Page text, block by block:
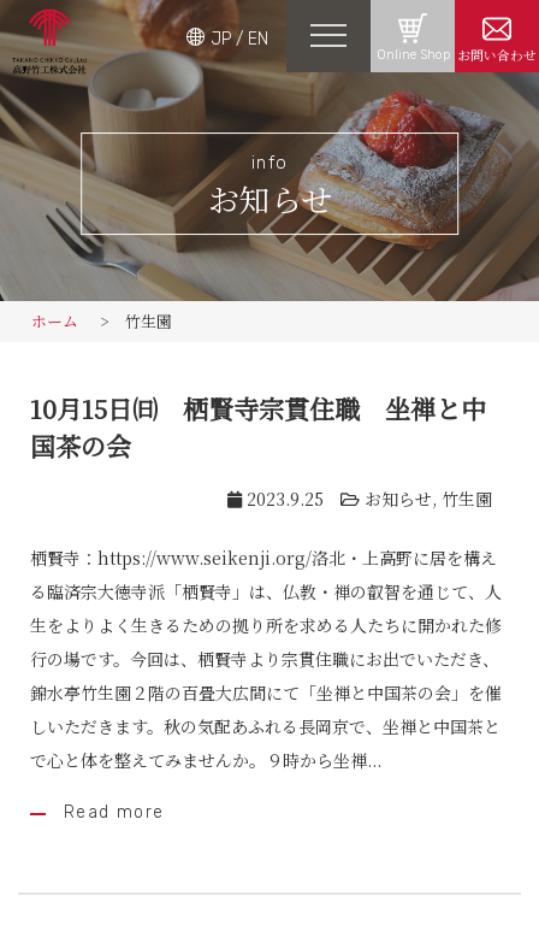
お問い合わせ
Online Shop
JP/ EN
info
お知らせ
ホーム 竹生園
10月15日㈰ 栖賢寺宗貫住職 坐禅と中
国茶の会
2023.9.25 お知らせ, 竹生園
栖賢寺：https://www.seikenji.org/洛北・上高野に居を構え
る臨済宗大徳寺派「栖賢寺」は、仏教・禅の叡智を通じて、人
生をよりよく生きるための拠り所を求める人たちに開かれた修
行の場です。今回は、栖賢寺より宗貫住職にお出でいただき、
錦水亭竹生園２階の百畳大広間にて「坐禅と中国茶の会」を催
しいただきます。秋の気配あふれる長岡京で、坐禅と中国茶と
で心と体を整えてみませんか。９時から坐禅...
Read more